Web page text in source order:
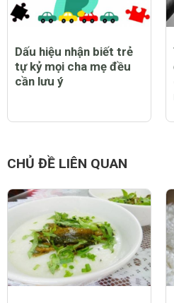
Dấu hiệu nhận biết trẻ
tự kỷ mọi cha mẹ đều
cần lưu ý
CHỦ ĐỀ LIÊN QUAN